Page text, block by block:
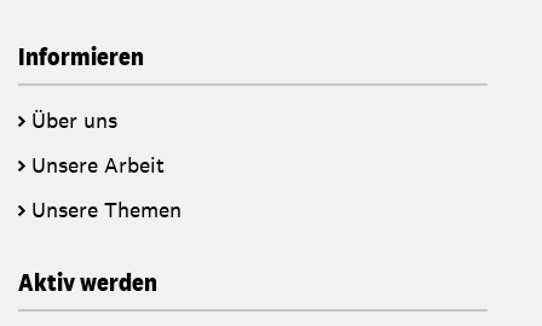
Informieren
Über uns
Unsere Arbeit
Unsere Themen
Aktiv werden